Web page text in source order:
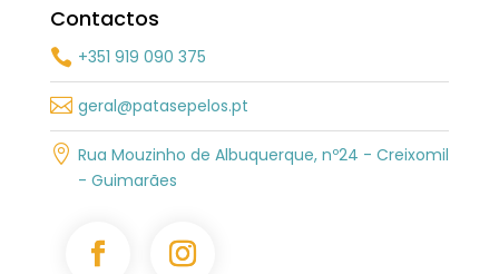
Contactos
 +351 919 090 375
 geral@patasepelos.pt
 Rua Mouzinho de Albuquerque, nº24 - Creixomil
- Guimarães